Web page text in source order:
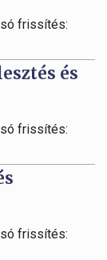
frissítés:
és
frissítés:
frissítés: